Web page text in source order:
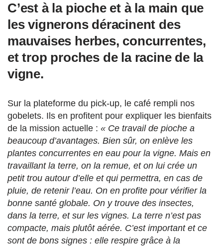
C’est à la pioche et à la main que
les vignerons déracinent des
mauvaises herbes, concurrentes,
et trop proches de la racine de la
vigne.
Sur la plateforme du pick-up, le café rempli nos
gobelets. Ils en profitent pour expliquer les bienfaits
de la mission actuelle : « Ce travail de pioche a
beaucoup d’avantages. Bien sûr, on enlève les
plantes concurrentes en eau pour la vigne. Mais en
travaillant la terre, on la remue, et on lui crée un
petit trou autour d’elle et qui permettra, en cas de
pluie, de retenir l’eau. On en profite pour vérifier la
bonne santé globale. On y trouve des insectes,
dans la terre, et sur les vignes. La terre n’est pas
compacte, mais plutôt aérée. C’est important et ce
sont de bons signes : elle respire grâce à la